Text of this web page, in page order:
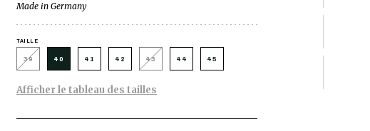
Made in Germany
TAILLE
39 40 41 42 43 44 45
Afficher le tableau des tailles